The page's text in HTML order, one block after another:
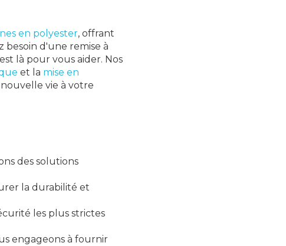
en polyester, offrant
besoin d'une remise à
là pour vous aider. Nos
et la mise en
vie à votre
des solutions
la durabilité et
les plus strictes
engageons à fournir